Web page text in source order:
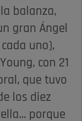
balanza,
gran Ángel
uno),
con 21
que tuvo
los diez
porque